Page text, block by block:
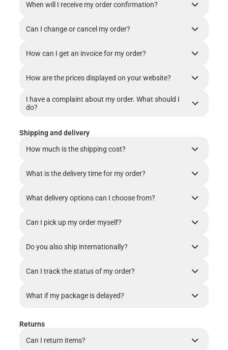
When will I receive my order confirmation?
Can I change or cancel my order?
How can I get an invoice for my order?
How are the prices displayed on your website?
I have a complaint about my order. What should I
do?
Shipping and delivery
How much is the shipping cost?
What is the delivery time for my order?
What delivery options can I choose from?
Can I pick up my order myself?
Do you also ship internationally?
Can I track the status of my order?
What if my package is delayed?
Returns
Can I return items?